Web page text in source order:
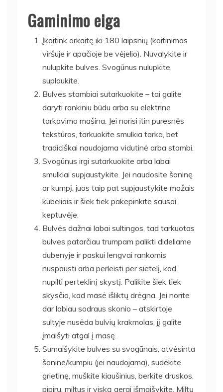
Gaminimo eiga
Įkaitink orkaitę iki 180 laipsnių (kaitinimas
viršuje ir apačioje be vėjelio). Nuvalykite ir
nulupkite bulves. Svogūnus nulupkite,
suplaukite.
Bulves stambiai sutarkuokite – tai galite
daryti rankiniu būdu arba su elektrine
tarkavimo mašina. Jei norisi itin puresnės
tekstūros, tarkuokite smulkia tarka, bet
tradiciškai naudojama vidutinė arba stambi.
Svogūnus irgi sutarkuokite arba labai
smulkiai supjaustykite. Jei naudosite šoninę
ar kumpį, juos taip pat supjaustykite mažais
kubeliais ir šiek tiek pakepinkite sausai
keptuvėje.
Bulvės dažnai labai sultingos, tad tarkuotas
bulves patarčiau trumpam palikti dideliame
dubenyje ir paskui lengvai rankomis
nuspausti arba perleisti per sietelį, kad
nupilti perteklinį skystį. Palikite šiek tiek
skysčio, kad masė išliktų drėgna. Jei norite
dar labiau sodraus skonio – atskirtoje
sultyje nusėda bulvių krakmolas, jį galite
įmaišyti atgal į masę.
Sumaišykite bulves su svogūnais, atvėsinta
šonine/kumpiu (jei naudojama), sudėkite
grietinę, muškite kiaušinius, berkite druskos,
pipirų, miltus ir viską gerai išmaišykite. Miltų